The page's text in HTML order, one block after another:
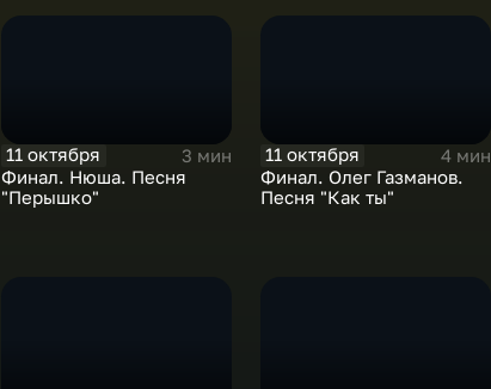
11 октября
3 мин
Финал. Нюша. Песня
"Перышко"
11 октября
4 мин
Финал. Олег Газманов.
Песня "Как ты"